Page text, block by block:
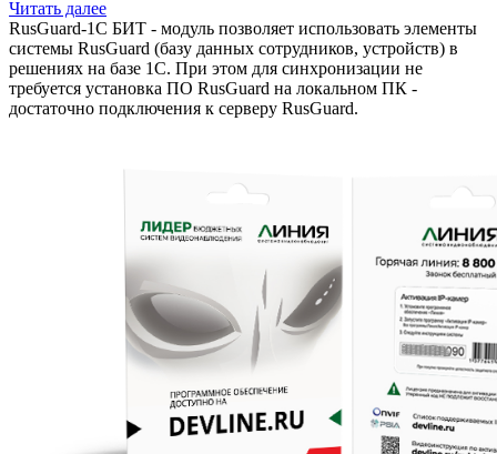
Читать далее
RusGuard-1C БИТ - модуль позволяет использовать элементы
системы RusGuard (базу данных сотрудников, устройств) в
решениях на базе 1С. При этом для синхронизации не
требуется установка ПО RusGuard на локальном ПК -
достаточно подключения к серверу RusGuard.